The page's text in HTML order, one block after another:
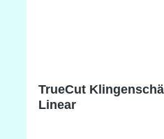
TrueCut
Linear